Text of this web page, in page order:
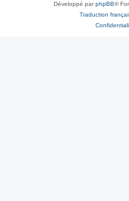
Développé parphpBB®
Traduction